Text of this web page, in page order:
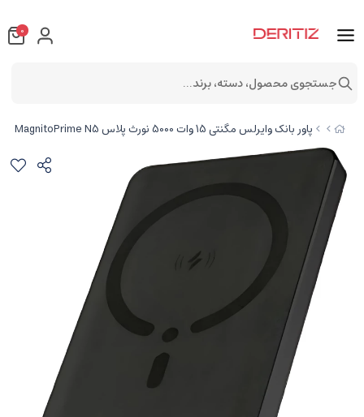
پاور بانک وایرلس مگنتی 15 وات 5000 نورث پلاس MagnitoPrime N5
0
جستجوی محصول، دسته، برند...